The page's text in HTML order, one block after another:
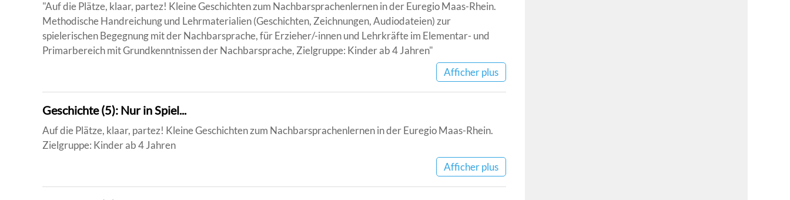
"Auf die Plätze, klaar, partez! Kleine Geschichten zum Nachbarsprachenlernen in der Euregio Maas-Rhein.
Methodische Handreichung und Lehrmaterialien (Geschichten, Zeichnungen, Audiodateien) zur
spielerischen Begegnung mit der Nachbarsprache, für Erzieher/-innen und Lehrkräfte im Elementar- und
Primarbereich mit Grundkenntnissen der Nachbarsprache, Zielgruppe: Kinder ab 4 Jahren"
Afficher plus
Geschichte (5): Nur in Spiel...
Auf die Plätze, klaar, partez! Kleine Geschichten zum Nachbarsprachenlernen in der Euregio Maas-Rhein.
Zielgruppe: Kinder ab 4 Jahren
Afficher plus